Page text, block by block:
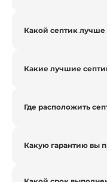
Какой септик лучше
Какие лучшие
Где расположить
Какую гарантию вы